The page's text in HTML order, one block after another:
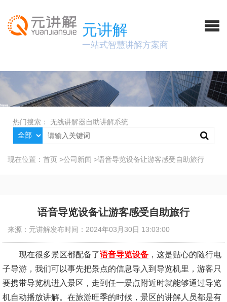
元讲解
一站式智慧讲解方案商
热门搜索： 无线讲解器自助讲解系统
现在位置： 首页 >公司新闻 >语音导览设备让游客感受自助旅行
语音导览设备让游客感受自助旅行
来源：元讲解发布时间：2024年03月30日 13:03:00
现在很多景区都配备了语音导览设备 ，这是贴心的随行电
子导游，我们可以事先把景点的信息导入到导览机里，游客只
要携带导览机进入景区，走到任一景点附近时就能够通过导览
机自动播放讲解。在旅游旺季的时候，景区的讲解人员都是有